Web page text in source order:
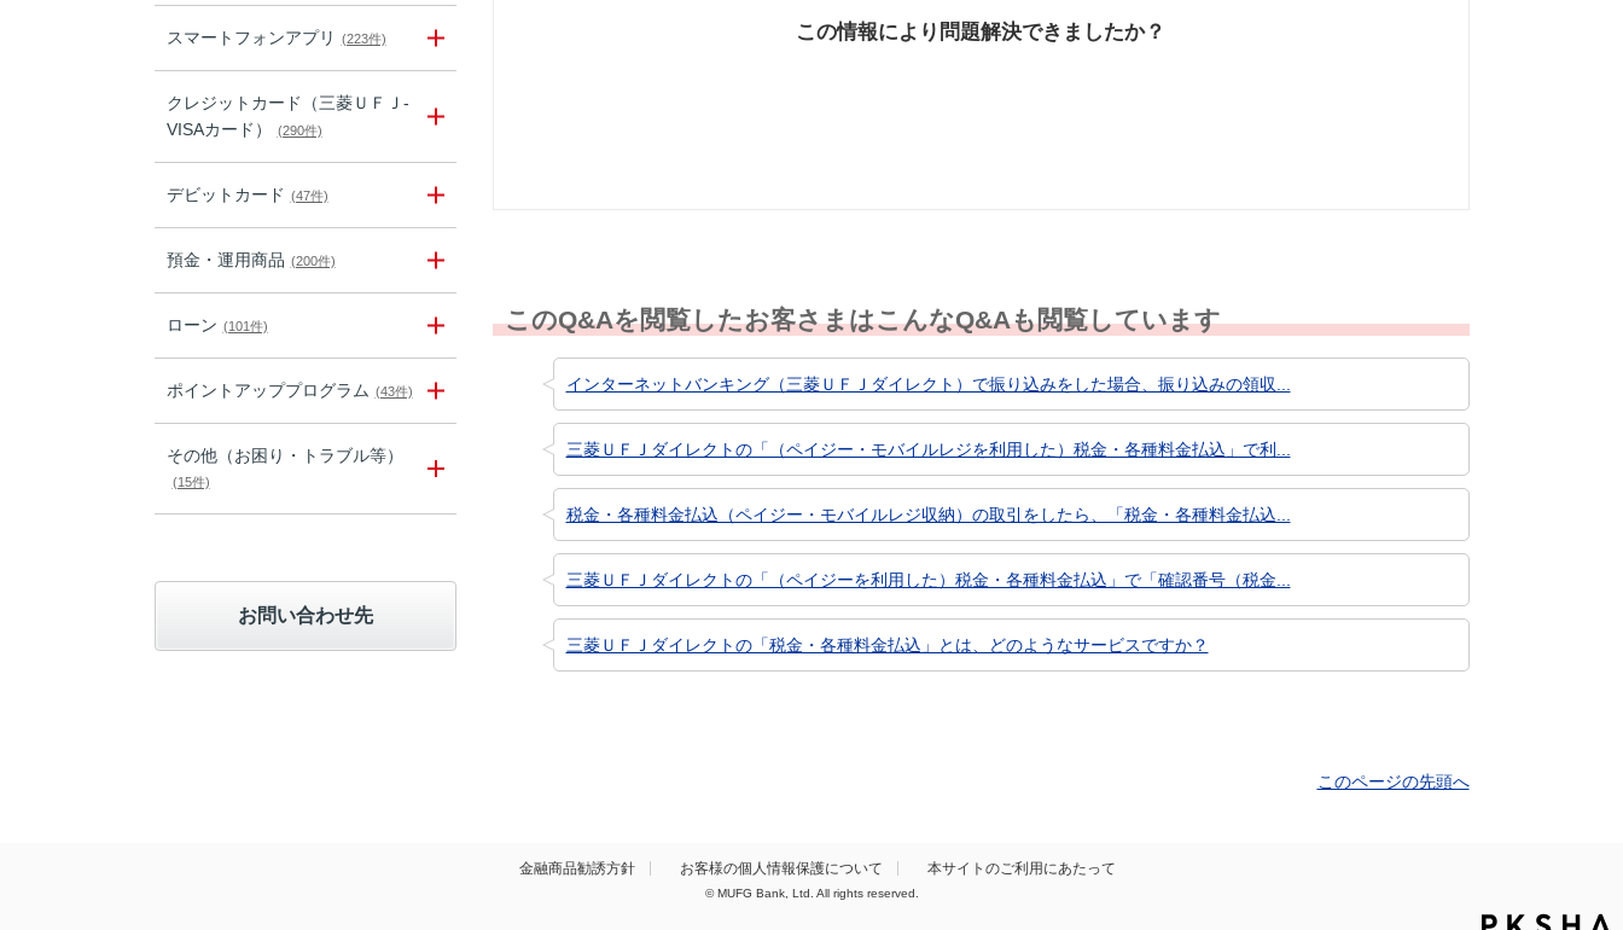
スマートフォンアプリ (223件)
クレジットカード（三菱ＵＦＪ-
VISAカード）
(290件)
デビットカード (47件)
預金・運用商品 (200件)
ローン (101件)
ポイントアッププログラム (43件)
その他（お困り・トラブル等）
(15件)
お問い合わせ先
この情報により問題解決できましたか？
このQ&Aを閲覧したお客さまはこんなQ&Aも閲覧しています
インターネットバンキング（三菱ＵＦＪダイレクト）で振り込みをした場合、振り込みの領収...
三菱ＵＦＪダイレクトの「（ペイジー・モバイルレジを利用した）税金・各種料金払込」で利...
税金・各種料金払込（ペイジー・モバイルレジ収納）の取引をしたら、「税金・各種料金払込...
三菱ＵＦＪダイレクトの「（ペイジーを利用した）税金・各種料金払込」で「確認番号（税金...
三菱ＵＦＪダイレクトの「税金・各種料金払込」とは、どのようなサービスですか？
このページの先頭へ
金融商品勧誘方針 お客様の個人情報保護について 本サイトのご利用にあたって
© MUFG Bank, Ltd. All rights reserved.